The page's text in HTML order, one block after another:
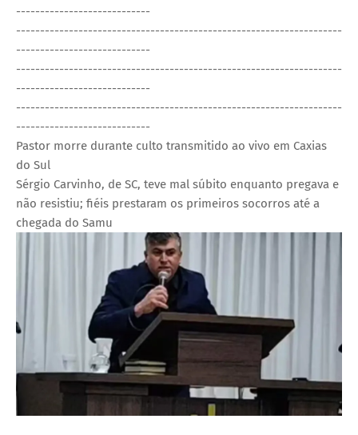
----------------------------
--------------------------------------------------------------------
----------------------------
--------------------------------------------------------------------
----------------------------
--------------------------------------------------------------------
----------------------------
Pastor morre durante culto transmitido ao vivo em Caxias
do Sul
Sérgio Carvinho, de SC, teve mal súbito enquanto pregava e
não resistiu; fiéis prestaram os primeiros socorros até a
chegada do Samu